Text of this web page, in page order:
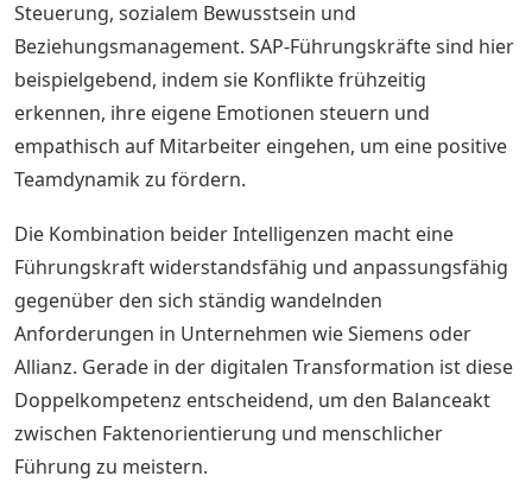
Steuerung, sozialem Bewusstsein und
Beziehungsmanagement. SAP-Führungskräfte sind hier
beispielgebend, indem sie Konflikte frühzeitig
erkennen, ihre eigene Emotionen steuern und
empathisch auf Mitarbeiter eingehen, um eine positive
Teamdynamik zu fördern.
Die Kombination beider Intelligenzen macht eine
Führungskraft widerstandsfähig und anpassungsfähig
gegenüber den sich ständig wandelnden
Anforderungen in Unternehmen wie Siemens oder
Allianz. Gerade in der digitalen Transformation ist diese
Doppelkompetenz entscheidend, um den Balanceakt
zwischen Faktenorientierung und menschlicher
Führung zu meistern.